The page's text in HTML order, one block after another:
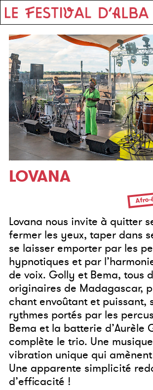
LOVANA
Lovana nous invite à quitter
fermer les yeux, taper dans
se laisser emporter par les
hypnotiques et par
de voix. Golly et Bema, tous
originaires de Madagascar,
chant envoûtant et puissant,
rythmes portés par les
Bema et la batterie d’Aurèle
complète le trio. Une
vibration unique qui
Une apparente simplicité
d’efficacité !